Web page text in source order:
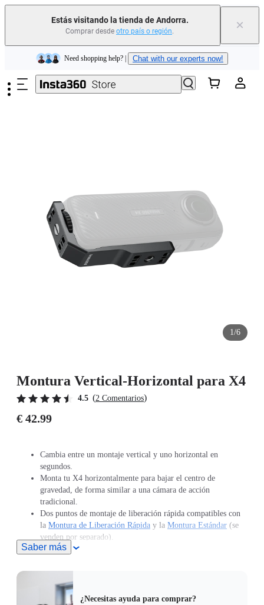
Estás visitando la tienda de Andorra.
Comprar desde otro país o región. ×
Saltar al contenido principal
Insta360 Luna Ultra |Ya disponible| Envío gratuito
Need shopping help? | Chat with our experts now!
Insta360 Luna Ultra | | Envío gratuito
1/6
Montura Vertical-Horizontal para X4
4.5 (2 Comentarios)
€ 42.99
Cambia entre un montaje vertical y uno horizontal en
segundos.
Monta tu X4 horizontalmente para bajar el centro de
gravedad, de forma similar a una cámara de acción
tradicional.
Dos puntos de montaje de liberación rápida compatibles con
la Montura de Liberación Rápida y la Montura Estándar (se
venden por separado).
Interfaz variable, admite tornillos de 1/4" y conectores de dos
Saber más
¿Necesitas ayuda para comprar?